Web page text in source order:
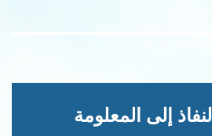
النفاذ إلى المعلومة